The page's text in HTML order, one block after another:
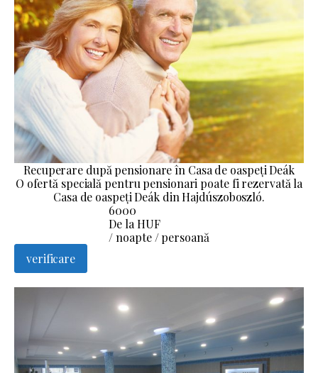
Recuperare după pensionare în Casa de oaspeți Deák
O ofertă specială pentru pensionari poate fi rezervată la
Casa de oaspeți Deák din Hajdúszoboszló.
6000
De la HUF
/ noapte / persoană
verificare